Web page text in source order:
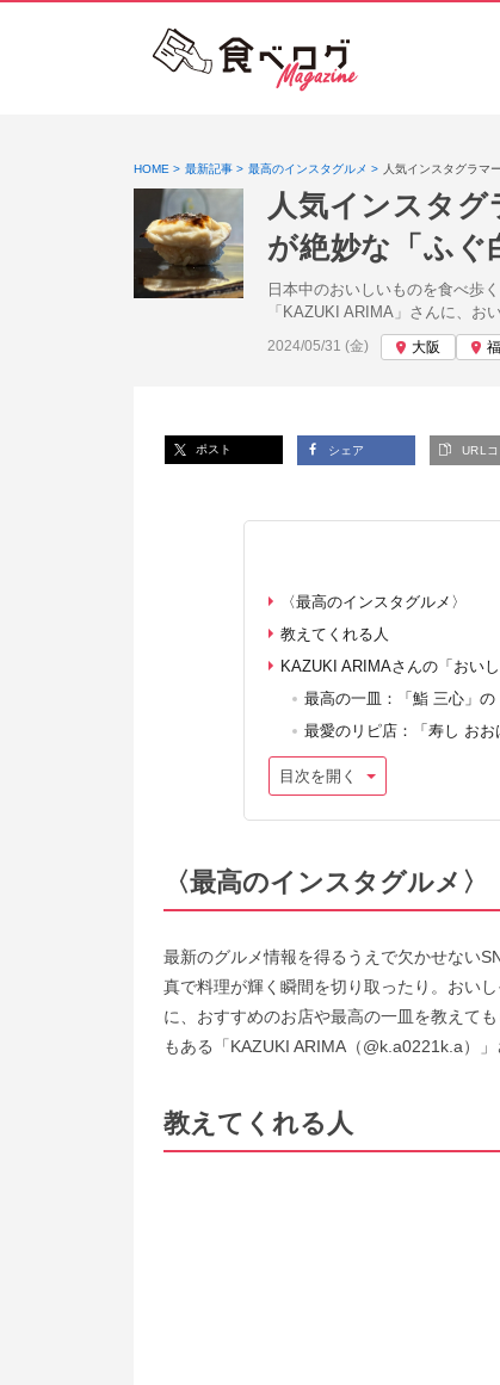
HOME 最新記事 最高のインスタグルメ 人気インスタグラマ
人気インスタ
が絶妙な「ふぐ
日本中のおいしいものを食べ歩
「KAZUKI ARIMA」さんに、お
投稿日:
2024/05/31 (金) 大阪
ポスト シェア URL
〈最高のインスタグルメ〉
教えてくれる人
KAZUKI ARIMAさんの「おい
最高の一皿：「鮨 三心」の
最愛のリピ店：「寿し おお
目次を開く
〈最高のインスタグルメ〉
最新のグルメ情報を得るうえで欠かせない
真で料理が輝く瞬間を切り取ったり。おい
に、おすすめのお店や最高の一皿を教えて
もある「KAZUKI ARIMA（@k.a0221k.a）」
教えてくれる人